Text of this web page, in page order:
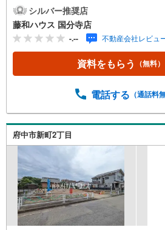
の「こんな家に住みたい！」を
シルバー推奨店
藤和ハウス 国分寺店
-.-- 不動産会社レビュ
資料をもらう （無料）
電話する （通話料
府中市新町2丁目